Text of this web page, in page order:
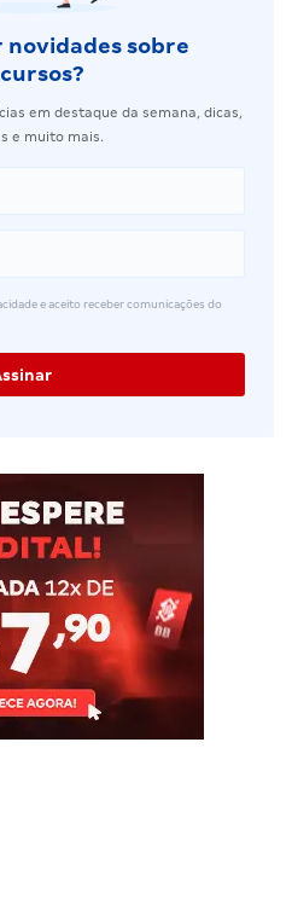
novidades sobre
em destaque da semana, dicas,
e muito mais.
e aceito receber comunicações do